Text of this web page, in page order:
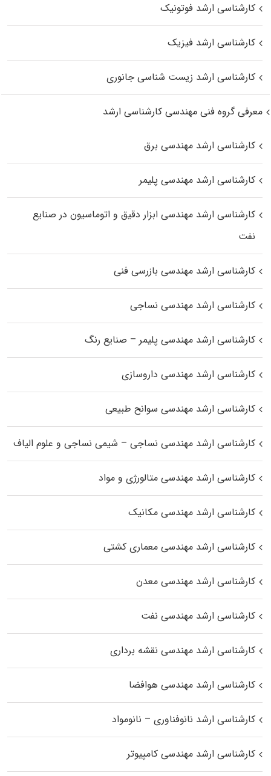
کارشناسی ارشد فوتونیک
کارشناسی ارشد فیزیک
کارشناسی ارشد زیست‌ شناسی جانوری
معرفی گروه فنی مهندسی کارشناسی ارشد
کارشناسی ارشد مهندسی برق
کارشناسی ارشد مهندسی پلیمر
کارشناسی ارشد مهندسی ابزار دقیق و اتوماسیون در صنایع
نفت
کارشناسی ارشد مهندسی بازرسی فنی
کارشناسی ارشد مهندسی نساجی
کارشناسی ارشد مهندسی پلیمر – صنایع رنگ
کارشناسی ارشد مهندسی داروسازی
کارشناسی ارشد مهندسی سوانح طبیعی
کارشناسی ارشد مهندسی نساجی – شیمی نساجی و علوم الیاف
کارشناسی ارشد مهندسی متالورژی و مواد
کارشناسی ارشد مهندسی مکانیک
کارشناسی ارشد مهندسی معماری کشتی
کارشناسی ارشد مهندسی معدن
کارشناسی ارشد مهندسی نفت
کارشناسی ارشد مهندسی نقشه برداری
کارشناسی ارشد مهندسی هوافضا
کارشناسی ارشد نانوفناوری – نانومواد
کارشناسی ارشد مهندسی کامپیوتر